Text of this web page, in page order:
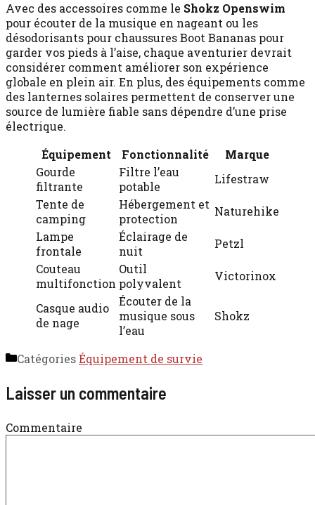
Avec des accessoires comme le Shokz Openswim
pour écouter de la musique en nageant ou les
désodorisants pour chaussures Boot Bananas pour
garder vos pieds à l’aise, chaque aventurier devrait
considérer comment améliorer son expérience
globale en plein air. En plus, des équipements comme
des lanternes solaires permettent de conserver une
source de lumière fiable sans dépendre d’une prise
électrique.
Équipement
Fonctionnalité
Marque
Gourde
filtrante
Filtre l’eau
potable
Lifestraw
Tente de
camping
Hébergement et
protection
Naturehike
Lampe
frontale
Éclairage de
nuit
Petzl
Couteau
multifonction
Outil
polyvalent
Victorinox
Casque audio
de nage
Écouter de la
musique sous
l’eau
Shokz
CatégoriesÉquipement de survie
Laisser un commentaire
Commentaire